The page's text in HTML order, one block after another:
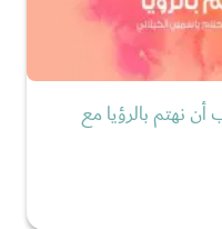
أن نهتم بالرؤيا مع